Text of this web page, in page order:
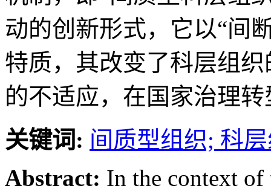
动的创新形式，它以“间
特质，其改变了科层组
的不适应，在国家治理
关键词: 间质型组织; 科
Abstract: In the context of